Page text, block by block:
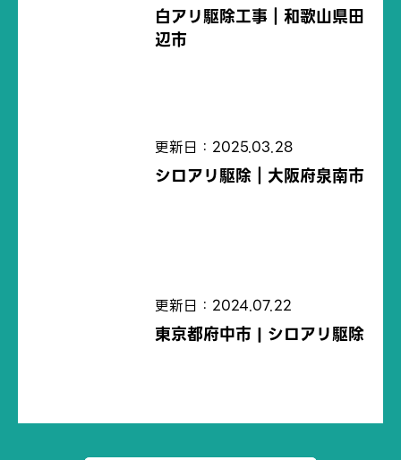
白アリ駆除工事｜和歌山県田
辺市
更新日：2025.03.28
シロアリ駆除｜大阪府泉南市
更新日：2024.07.22
東京都府中市 | シロアリ駆除